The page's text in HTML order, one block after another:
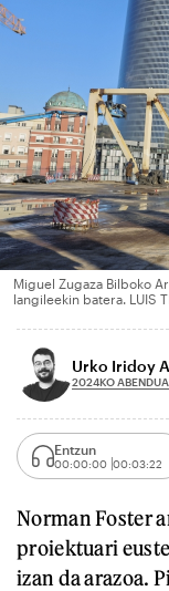
Miguel Zugaza Bilboko
langileekin batera. LUIS
Urko Iridoy
2024KO
Entzun
00:00:00 00:03:22
Norman Foster
proiektuari
izan da arazoa.